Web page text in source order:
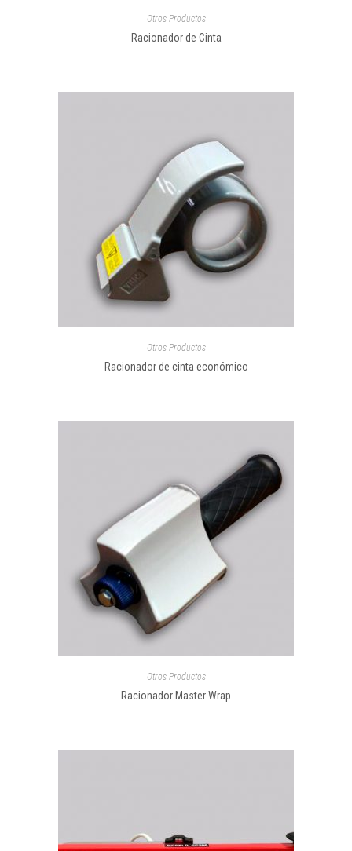
Otros Productos
Racionador de Cinta
Otros Productos
Racionador de cinta económico
Otros Productos
Racionador Master Wrap